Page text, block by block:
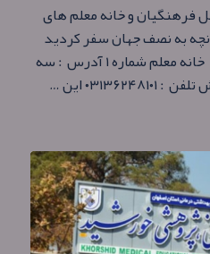
فرهنگیان و خانه معلم های
به نصف جهان سفر کردید
بتوانید برنامه ریزی نمایید . خانه معلم شماره ۱ آدرس : سه
این …